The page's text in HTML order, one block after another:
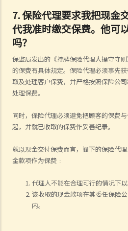
7.保险代理要求我把现金
代我准时缴交保费。他可
吗？
保监局发出的《持牌保险代理人操守守
的保费有具体规定。保险代理必须事先
取及处理客户保费，并严格按照保险公
处理保费。
同时，保险代理必须避免把顾客的保费
起，并就已收取的保费作妥善纪录。
就以现金交付保费而言，阁下的保险代
金款项作为保费﹕
代理人不能在合理可行的情况下
该收取的现金款项在其委任保险
内。